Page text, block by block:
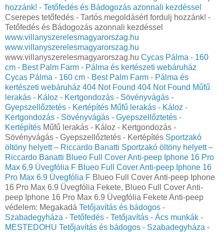
hozzánk! - Tetőfedés és Bádogozás azonnali kezdéssel
Cserepes tetőfedés - Tartós megoldásért fordulj hozzánk! -
Tetőfedés és Bádogozás azonnali kezdéssel
www.villanyszerelesmagyarorszag.hu
www.villanyszerelesmagyarorszag.hu
www.villanyszerelesmagyarorszag.hu Cycas Pálma - 160
cm - Best Palm Farm - Pálma és kertészeti webáruház
Cycas Pálma - 160 cm - Best Palm Farm - Pálma és
kertészeti webáruház 404 Not Found 404 Not Found Műfű
lerakás - Káloz - Kertgondozás - Sövényvágás -
Gyepszellőztetés - Kertépítés Műfű lerakás - Káloz -
Kertgondozás - Sövényvágás - Gyepszellőztetés -
Kertépítés Műfű lerakás - Káloz - Kertgondozás -
Sövényvágás - Gyepszellőztetés - Kertépítés Sportzakó
öltöny helyett – Riccardo Banatti Sportzakó öltöny helyett –
Riccardo Banatti Blueo Full Cover Anti-peep Iphone 16 Pro
Max 6.9 Üvegfólia F Blueo Full Cover Anti-peep Iphone 16
Pro Max 6.9 Üvegfólia F Blueo Full Cover Anti-peep Iphone
16 Pro Max 6.9 Üvegfólia Fekete, Blueo Full Cover Anti-
peep Iphone 16 Pro Max 6.9 Üvegfólia Fekete Anti-peep
védelem: Megakadá Tetőjavítás és bádogos -
Szabadegyháza - Tetőfedés - Tetőjavítás - Ács munkák -
MESTEDOHU Tetőjavítás és bádogos - Szabadegyháza -